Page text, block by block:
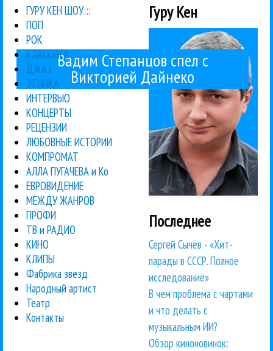
Вадим Степанцов спел с
Викторией Дайнеко
ГУРУ КЕН ШОУ:::
ПОП
РОК
КЛАССИКА
ДЖАЗ
ЭТНИКА
ИНТЕРВЬЮ
КОНЦЕРТЫ
РЕЦЕНЗИИ
ЛЮБОВНЫЕ ИСТОРИИ
КОМПРОМАТ
АЛЛА ПУГАЧЕВА и Ко
ЕВРОВИДЕНИЕ
МЕЖДУ ЖАНРОВ
ПРОФИ
ТВ и РАДИО
КИНО
КЛИПЫ
Фабрика звезд
Народный артист
Театр
Контакты
Гуру Кен
Последнее
Сергей Сычёв - «Хит-
парады в СССР. Полное
исследование»
В чем проблема с чартами
и что делать с
музыкальным ИИ?
Обзор киноновинок: